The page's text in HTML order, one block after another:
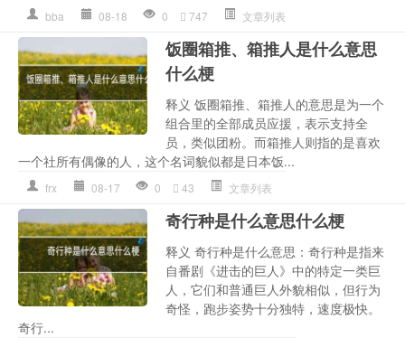
bba 08-18 0 747 文章列表
饭圈箱推、箱推人是什么意思
什么梗
释义 饭圈箱推、箱推人的意思是为一个
组合里的全部成员应援，表示支持全
员，类似团粉。而箱推人则指的是喜欢
一个社所有偶像的人，这个名词貌似都是日本饭...
frx 08-17 0 43 文章列表
奇行种是什么意思什么梗
释义 奇行种是什么意思：奇行种是指来
自番剧《进击的巨人》中的特定一类巨
人，它们和普通巨人外貌相似，但行为
奇怪，跑步姿势十分独特，速度极快。
奇行...